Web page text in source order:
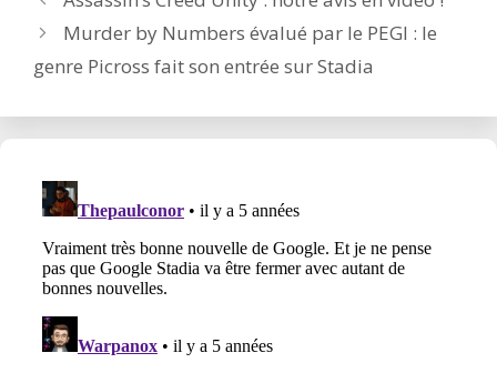
navigation
Murder by Numbers évalué par le PEGI : le
genre Picross fait son entrée sur Stadia